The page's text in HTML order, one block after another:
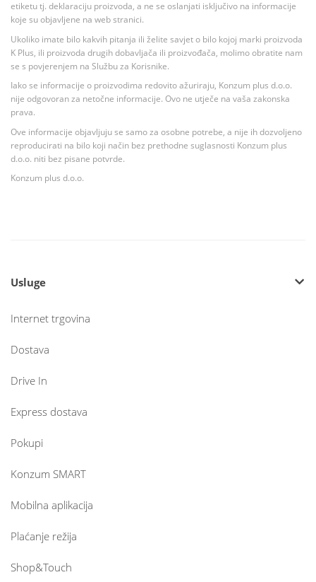
etiketu tj. deklaraciju proizvoda, a ne se oslanjati isključivo na informacije
koje su objavljene na web stranici.
Ukoliko imate bilo kakvih pitanja ili želite savjet o bilo kojoj marki proizvoda
K Plus, ili proizvoda drugih dobavljača ili proizvođača, molimo obratite nam
se s povjerenjem na Službu za Korisnike.
Iako se informacije o proizvodima redovito ažuriraju, Konzum plus d.o.o.
nije odgovoran za netočne informacije. Ovo ne utječe na vaša zakonska
prava.
Ove informacije objavljuju se samo za osobne potrebe, a nije ih dozvoljeno
reproducirati na bilo koji način bez prethodne suglasnosti Konzum plus
d.o.o. niti bez pisane potvrde.
Konzum plus d.o.o.
Usluge
Internet trgovina
Dostava
Drive In
Express dostava
Pokupi
Konzum SMART
Mobilna aplikacija
Plaćanje režija
Shop&Touch